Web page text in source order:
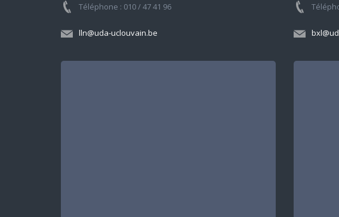
Téléphone : 010 / 47 41 96
lln@uda-uclouvain.be